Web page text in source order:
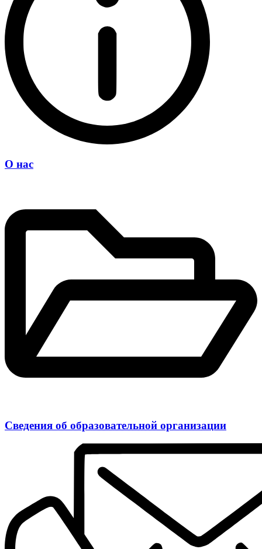
О нас
Сведения об образовательной организации